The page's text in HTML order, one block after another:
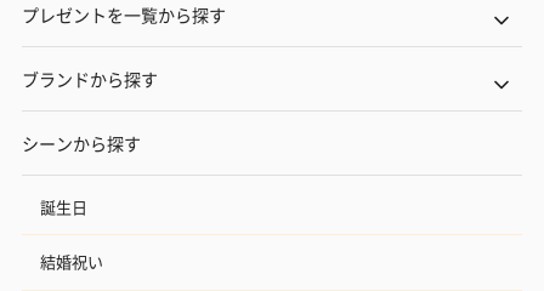
プレゼントを一覧から探す
ブランドから探す
シーンから探す
誕生日
結婚祝い